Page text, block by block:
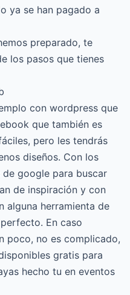
ya se han pagado a
preparado, te
los pasos que tienes
con wordpress que
que también es
pero les tendrás
diseños. Con los
google para buscar
de inspiración y con
alguna herramienta de
En caso
poco, no es complicado,
gratis para
hecho tu en eventos